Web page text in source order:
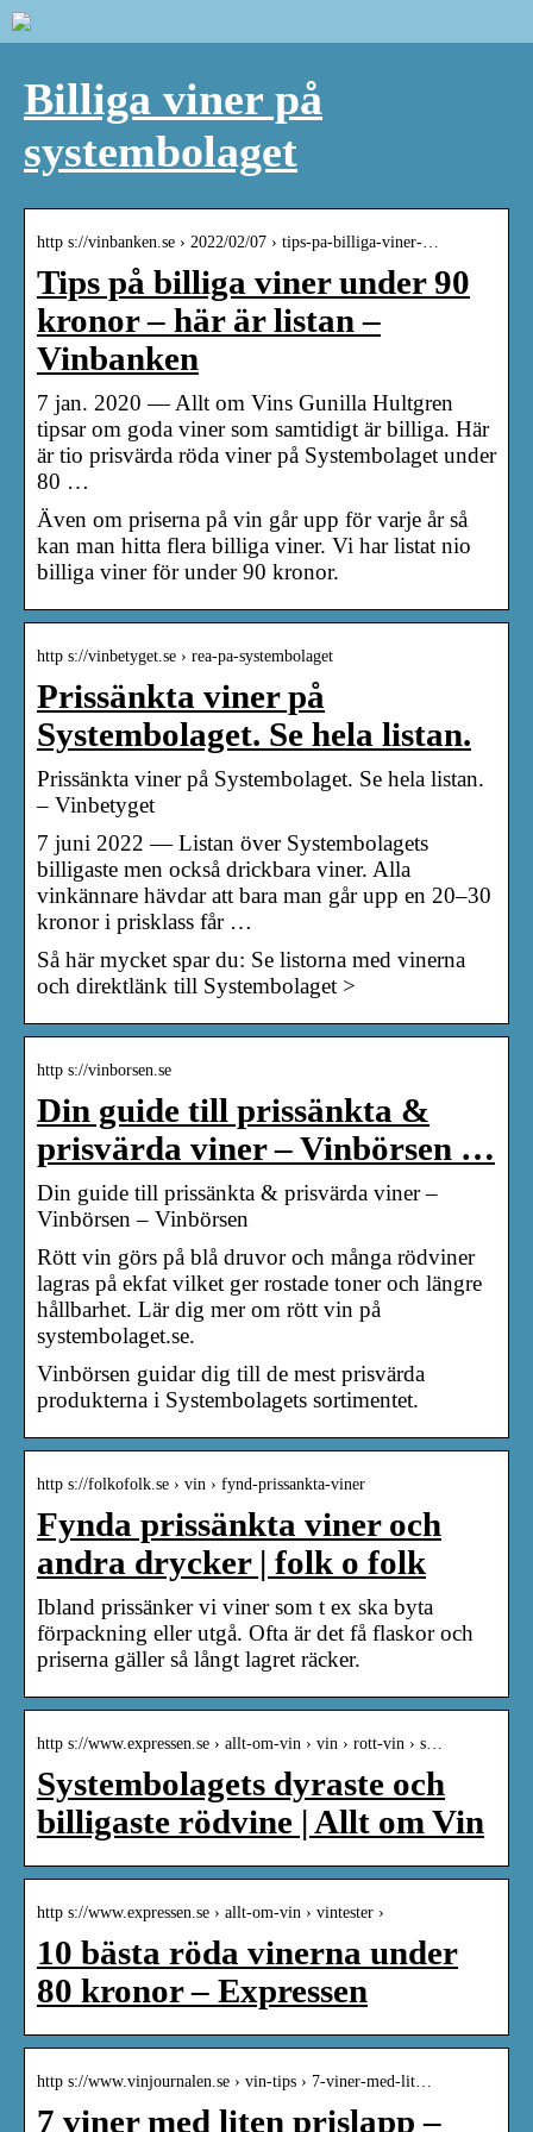
Billiga viner på
systembolaget
http s://vinbanken.se › 2022/02/07 › tips-pa-billiga-viner-…
Tips på billiga viner under 90
kronor – här är listan –
Vinbanken
7 jan. 2020 — Allt om Vins Gunilla Hultgren
tipsar om goda viner som samtidigt är billiga. Här
är tio prisvärda röda viner på Systembolaget under
80 …
Även om priserna på vin går upp för varje år så
kan man hitta flera billiga viner. Vi har listat nio
billiga viner för under 90 kronor.
http s://vinbetyget.se › rea-pa-systembolaget
Prissänkta viner på
Systembolaget. Se hela listan.
Prissänkta viner på Systembolaget. Se hela listan.
– Vinbetyget
7 juni 2022 — Listan över Systembolagets
billigaste men också drickbara viner. Alla
vinkännare hävdar att bara man går upp en 20–30
kronor i prisklass får …
Så här mycket spar du: Se listorna med vinerna
och direktlänk till Systembolaget >
http s://vinborsen.se
Din guide till prissänkta &
prisvärda viner – Vinbörsen …
Din guide till prissänkta & prisvärda viner –
Vinbörsen – Vinbörsen
Rött vin görs på blå druvor och många rödviner
lagras på ekfat vilket ger rostade toner och längre
hållbarhet. Lär dig mer om rött vin på
systembolaget.se.
Vinbörsen guidar dig till de mest prisvärda
produkterna i Systembolagets sortimentet.
http s://folkofolk.se › vin › fynd-prissankta-viner
Fynda prissänkta viner och
andra drycker | folk o folk
Ibland prissänker vi viner som t ex ska byta
förpackning eller utgå. Ofta är det få flaskor och
priserna gäller så långt lagret räcker.
http s://www.expressen.se › allt-om-vin › vin › rott-vin › s…
Systembolagets dyraste och
billigaste rödvine | Allt om Vin
http s://www.expressen.se › allt-om-vin › vintester ›
10 bästa röda vinerna under
80 kronor – Expressen
http s://www.vinjournalen.se › vin-tips › 7-viner-med-lit…
7 viner med liten prislapp –